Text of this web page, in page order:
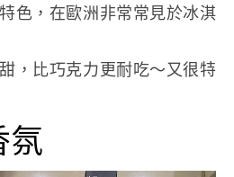
色，在歐洲非常常見於冰淇
，比巧克力更耐吃～又很特
氛